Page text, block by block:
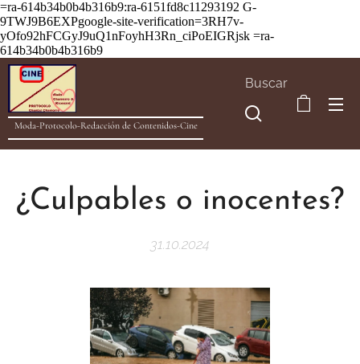
=ra-614b34b0b4b316b9:ra-6151fd8c11293192 G-
9TWJ9B6EXPgoogle-site-verification=3RH7v-
yOfo92hFCGyJ9uQ1nFoyhH3Rn_ciPoEIGRjsk =ra-
614b34b0b4b316b9
Moda-Protocolo-Redacción de Contenidos-Cine
Buscar
¿Culpables o inocentes?
31.10.2024